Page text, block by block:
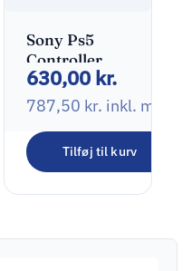
Sony Ps5
Controller
Dualsense V2
Chrome
Indigo
Haptisk
Feedback
Genopladelig
630,00 kr.
787,50 kr. inkl. moms
Tilføj til kurv